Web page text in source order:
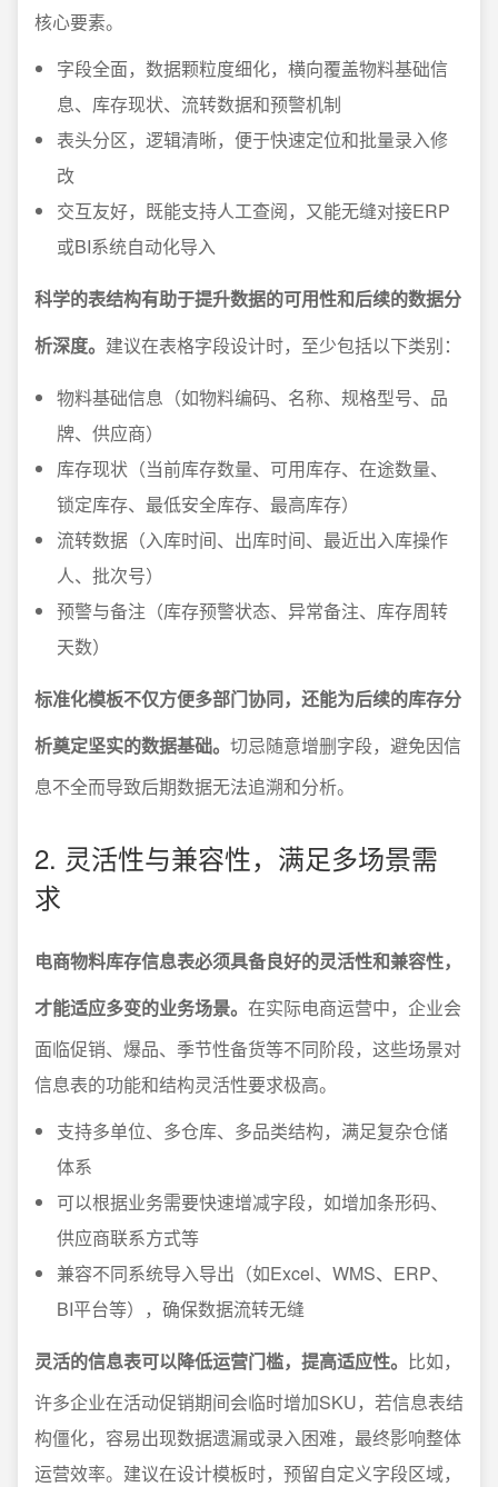
核心要素。
字段全面，数据颗粒度细化，横向覆盖物料基础信
息、库存现状、流转数据和预警机制
表头分区，逻辑清晰，便于快速定位和批量录入修
改
交互友好，既能支持人工查阅，又能无缝对接ERP
或BI系统自动化导入
科学的表结构有助于提升数据的可用性和后续的数据分
析深度。 建议在表格字段设计时，至少包括以下类别：
物料基础信息（如物料编码、名称、规格型号、品
牌、供应商）
库存现状（当前库存数量、可用库存、在途数量、
锁定库存、最低安全库存、最高库存）
流转数据（入库时间、出库时间、最近出入库操作
人、批次号）
预警与备注（库存预警状态、异常备注、库存周转
天数）
标准化模板不仅方便多部门协同，还能为后续的库存分
析奠定坚实的数据基础。 切忌随意增删字段，避免因信
息不全而导致后期数据无法追溯和分析。
2. 灵活性与兼容性，满足多场景需
求
电商物料库存信息表必须具备良好的灵活性和兼容性，
才能适应多变的业务场景。 在实际电商运营中，企业会
面临促销、爆品、季节性备货等不同阶段，这些场景对
信息表的功能和结构灵活性要求极高。
支持多单位、多仓库、多品类结构，满足复杂仓储
体系
可以根据业务需要快速增减字段，如增加条形码、
供应商联系方式等
兼容不同系统导入导出（如Excel、WMS、ERP、
BI平台等），确保数据流转无缝
灵活的信息表可以降低运营门槛，提高适应性。 比如，
许多企业在活动促销期间会临时增加SKU，若信息表结
构僵化，容易出现数据遗漏或录入困难，最终影响整体
运营效率。建议在设计模板时，预留自定义字段区域，